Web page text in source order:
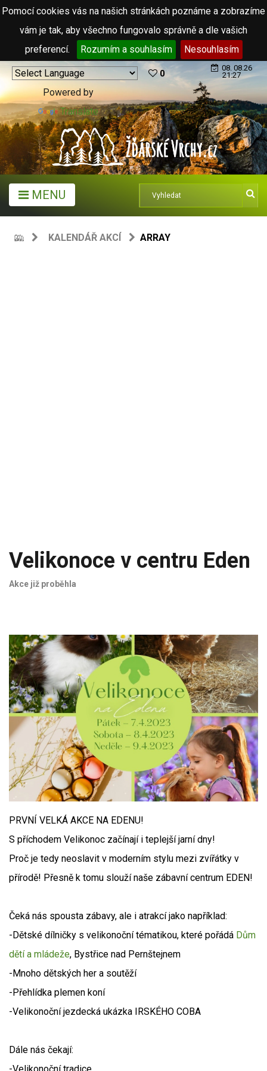
Pomocí cookies vás na našich stránkách poznáme a zobrazíme
vám je tak, aby všechno fungovalo správně a dle vašich
preferencí.
Rozumím a souhlasím Nesouhlasím
Powered by
Translate
0
08. 08.26
21:27
MENU
KALENDÁŘ AKCÍ ARRAY
Velikonoce v centru Eden
Akce již proběhla
PRVNÍ VELKÁ AKCE NA EDENU!
S příchodem Velikonoc začínají i teplejší jarní dny!
Proč je tedy neoslavit v moderním stylu mezi zvířátky v
přírodě! Přesně k tomu slouží naše zábavní centrum EDEN!
Čeká nás spousta zábavy, ale i atrakcí jako například:
-Dětské dílničky s velikonoční tématikou, které pořádá Dům
dětí a mládeže, Bystřice nad Pernštejnem
-Mnoho dětských her a soutěží
-Přehlídka plemen koní
-Velikonoční jezdecká ukázka IRSKÉHO COBA
Dále nás čekají:
-Velikonoční tradice